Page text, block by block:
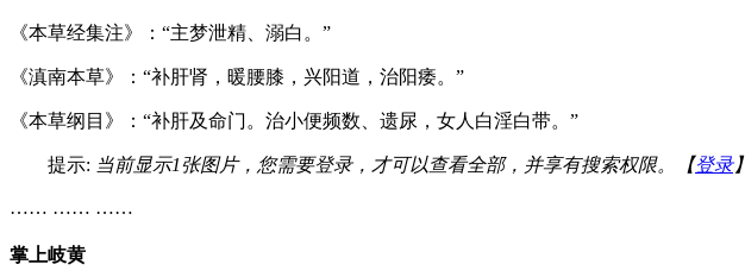
《本草经集注》：“主梦泄精、溺白。”
《滇南本草》：“补肝肾，暖腰膝，兴阳道，治阳痿。”
《本草纲目》：“补肝及命门。治小便频数、遗尿，女人白淫白带。”
提示: 当前显示1张图片，您需要登录，才可以查看全部，并享有搜索权限。【登录】
…… …… ……
掌上岐黄